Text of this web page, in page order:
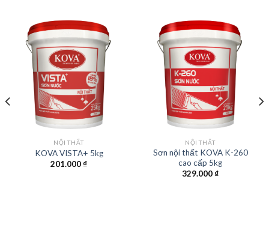
NỘI THẤT
KOVA VISTA+ 5kg
201.000₫
NỘI THẤT
Sơn nội thất KOVA K-260
cao cấp 5kg
329.000₫